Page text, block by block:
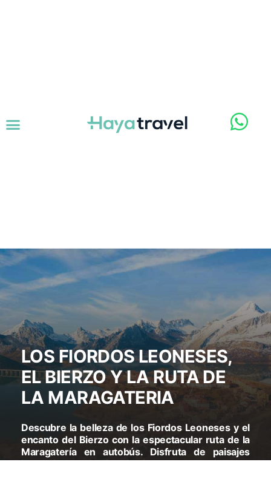
LOS FIORDOS LEONESES,
EL BIERZO Y LA RUTA DE
LA MARAGATERIA
Descubre la belleza de los Fiordos Leoneses y el
encanto del Bierzo con la espectacular ruta de la
Maragatería en autobús. Disfruta de paisajes
impresionantes, historia rica y la comodidad de